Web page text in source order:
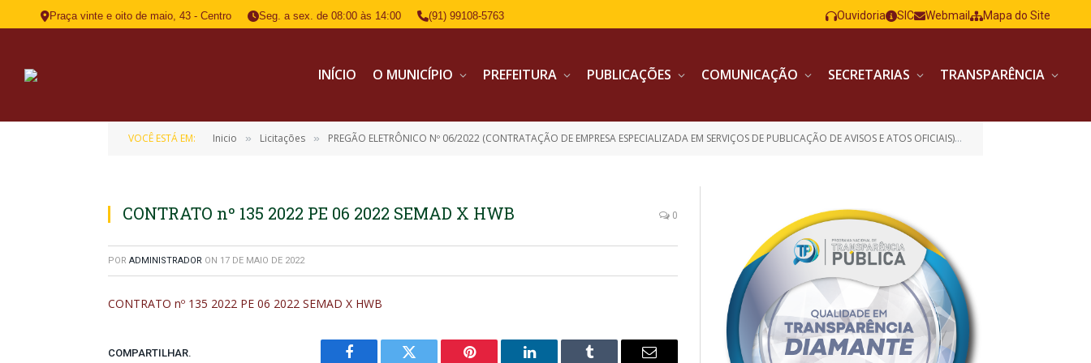
Praça vinte e oito de maio, 43 - Centro Seg. a sex. de 08:00 às 14:00 (91) 99108-5763 Ouvidoria SIC Webmail Mapa do Site
INÍCIO O MUNICÍPIO PREFEITURA PUBLICAÇÕES COMUNICAÇÃO SECRETARIAS TRANSPARÊNCIA
VOCÊ ESTÁ EM: Inicio » Licitações » PREGÃO ELETRÔNICO Nº 06/2022 (CONTRATAÇÃO DE EMPRESA ESPECIALIZADA EM SERVIÇOS DE PUBLICAÇÃO DE AVISOS E ATOS OFICIAIS)
CONTRATO nº 135 2022 PE 06 2022 SEMAD X HWB 0
POR ADMINISTRADOR ON 17 DE MAIO DE 2022
CONTRATO nº 135 2022 PE 06 2022 SEMAD X HWB
COMPARTILHAR.